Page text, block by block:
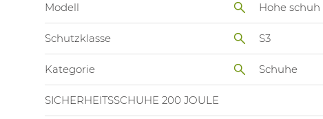
Modell Hohe schuh
Schutzklasse S3
Kategorie Schuhe
SICHERHEITSSCHUHE 200 JOULE